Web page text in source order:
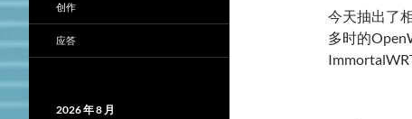
今天抽出了
多时的
创作
应答
2026 年 8 月